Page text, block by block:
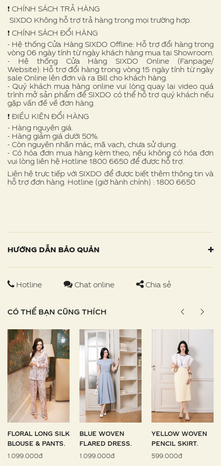
❗️ CHÍNH SÁCH TRẢ HÀNG
SIXDO Không hỗ trợ trả hàng trong mọi trường hợp.
❗️ CHÍNH SÁCH ĐỔI HÀNG
- Hệ thống Cửa Hàng SIXDO Offline: Hỗ trợ đổi hàng trong
vòng 06 ngày tính từ ngày khách hàng mua tại Showroom.
- Hệ thống Cửa Hàng SIXDO Online (Fanpage/
Website): Hỗ trợ đổi hàng trong vòng 15 ngày tính từ ngày
sale Online lên đơn và ra Bill cho khách hàng.
- Quý khách mua hàng online vui lòng quay lại video quá
trình mở sản phẩm để SIXDO có thể hỗ trợ quý khách nếu
gặp vấn đề về đơn hàng.
❗ ️ĐIỀU KIỆN ĐỔI HÀNG
- Hàng nguyên giá.
- Hàng giảm giá dưới 50%.
- Còn nguyên nhãn mác, mã vạch, chưa sử dụng.
- Có hóa đơn mua hàng kèm theo, nếu không có hóa đơn
vui lòng liên hệ Hotline 1800 6650 để được hỗ trợ.
Liên hệ trực tiếp với SIXDO để được biết thêm thông tin và
hỗ trợ đơn hàng. Hotline (giờ hành chính) : 1800 6650
HƯỚNG DẪN BẢO QUẢN
Hotline Chat online Chia sẻ
CÓ THỂ BẠN CŨNG THÍCH
FLORAL LONG SILK
BLOUSE & PANTS.
1.099.000đ
BLUE WOVEN
FLARED DRESS.
1.099.000đ
YELLOW WOVEN
PENCIL SKIRT.
599.000đ